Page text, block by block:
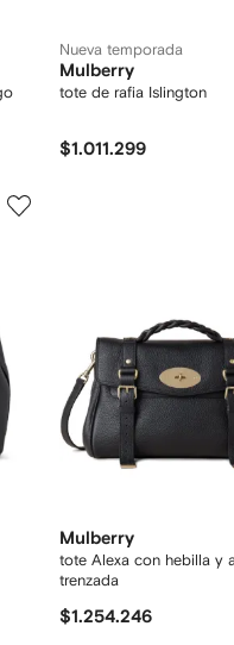
Nueva temporada
Mulberry
tote de rafia Islington
$1.011.299
Mulberry
tote Alexa con hebilla y
trenzada
$1.254.246